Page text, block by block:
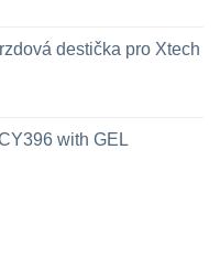
destička pro Xtech
with GEL